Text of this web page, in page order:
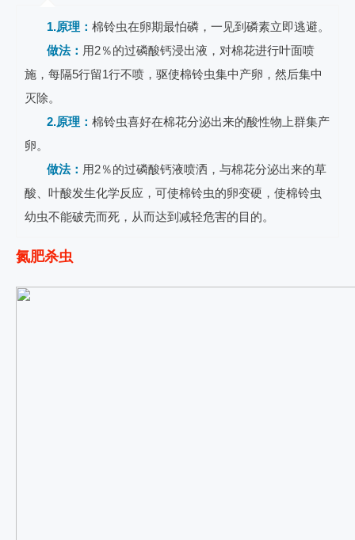
1.原理： 棉铃虫在卵期最怕磷，一见到磷素立即逃避。
做法： 用2％的过磷酸钙浸出液，对棉花进行叶面喷
施，每隔5行留1行不喷，驱使棉铃虫集中产卵，然后集中
灭除。
2.原理： 棉铃虫喜好在棉花分泌出来的酸性物上群集产
卵。
做法： 用2％的过磷酸钙液喷洒，与棉花分泌出来的草
酸、叶酸发生化学反应，可使棉铃虫的卵变硬，使棉铃虫
幼虫不能破壳而死，从而达到减轻危害的目的。
氮肥杀虫